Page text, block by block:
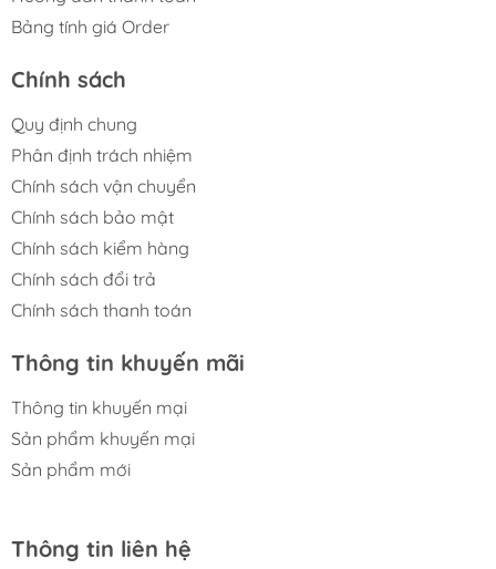
Bảng tính giá Order
Chính sách
Quy định chung
Phân định trách nhiệm
Chính sách vận chuyển
Chính sách bảo mật
Chính sách kiểm hàng
Chính sách đổi trả
Chính sách thanh toán
Thông tin khuyến mãi
Thông tin khuyến mại
Sản phẩm khuyến mại
Sản phẩm mới
Thông tin liên hệ